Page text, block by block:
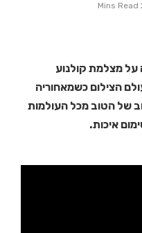
2
על מצלמת קולנוע
הצילום כשמאחוריה
של הטוב מכל העולמות
איכות.